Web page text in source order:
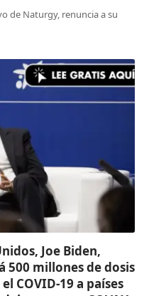
de Naturgy, renuncia a su
Joe Biden,
500 millones de dosis
COVID-19 a países